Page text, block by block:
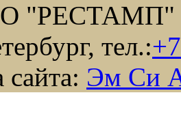
"РЕСТАМП"
тел.:
сайта: Эм Си